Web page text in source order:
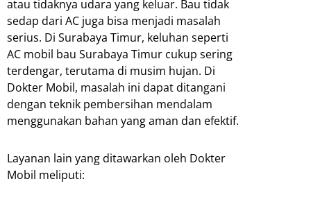
atau tidaknya udara yang keluar. Bau tidak
sedap dari AC juga bisa menjadi masalah
serius. Di Surabaya Timur, keluhan seperti
AC mobil bau Surabaya Timur cukup sering
terdengar, terutama di musim hujan. Di
Dokter Mobil, masalah ini dapat ditangani
dengan teknik pembersihan mendalam
menggunakan bahan yang aman dan efektif.
Layanan lain yang ditawarkan oleh Dokter
Mobil meliputi: